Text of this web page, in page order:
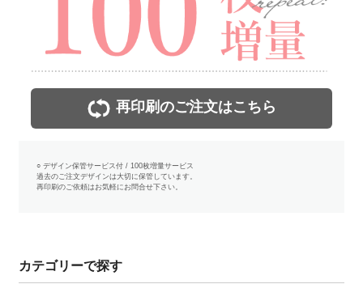
再印刷のご注文はこちら
○ デザイン保管サービス付 / 100枚増量サービス
過去のご注文デザインは大切に保管しています。
再印刷のご依頼はお気軽にお問合せ下さい。
カテゴリーで探す